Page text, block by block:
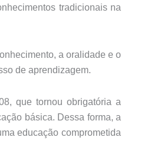
tradicionais na
a oralidade e o
de aprendizagem.
que tornou obrigatória a
básica. Dessa forma, a
educação comprometida